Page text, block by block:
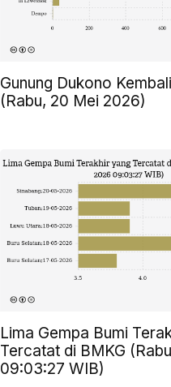
Gunung Dukono
(Rabu, 20 Mei 2026)
Lima Gempa Bumi
Tercatat di BMKG
09:03:27 WIB)